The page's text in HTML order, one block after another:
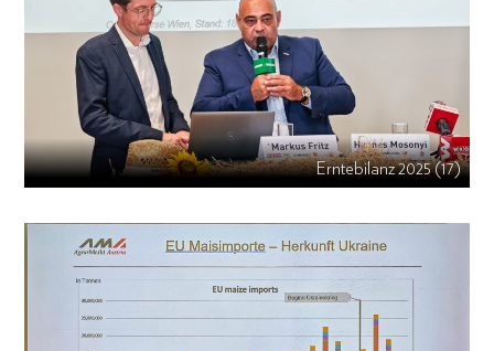
Erntebilanz 2025 (17)